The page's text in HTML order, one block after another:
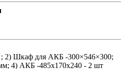
2) Шкаф для АКБ -300×546×300;
4) АКБ -485x170x240 - 2 шт